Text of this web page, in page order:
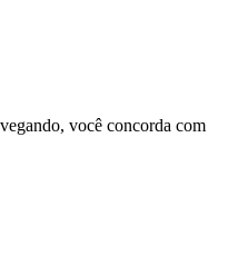
você concorda com